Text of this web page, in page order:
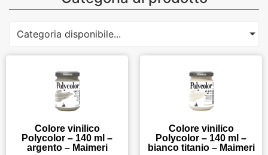
Categoria disponibile...
Colore vinilico
Polycolor – 140 ml –
argento – Maimeri
Colore vinilico
Polycolor – 140 ml –
bianco titanio – Maimeri